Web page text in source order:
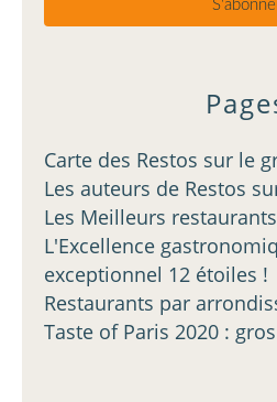
Carte des Restos sur le
Les auteurs de Restos
Les Meilleurs
L'Excellence
exceptionnel 12 étoiles !
Restaurants par
Taste of Paris 2020 :